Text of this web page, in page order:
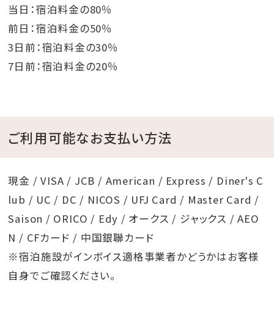
当日：宿泊料金の80％
前日：宿泊料金の50％
3日前：宿泊料金の30％
7日前：宿泊料金の20％
ご利用可能なお支払い方法
現金 / VISA / JCB / American / Express / Diner's C
lub / UC / DC / NICOS / UFJ Card / Master Card /
Saison / ORICO / Edy / オークス / ジャックス / AEO
N / CFカード / 中国銀聯カード
※宿泊施設がインボイス適格事業者かどうかはお客様
自身でご確認ください。